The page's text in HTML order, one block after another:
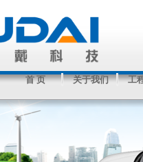
首 页 关于我们 工